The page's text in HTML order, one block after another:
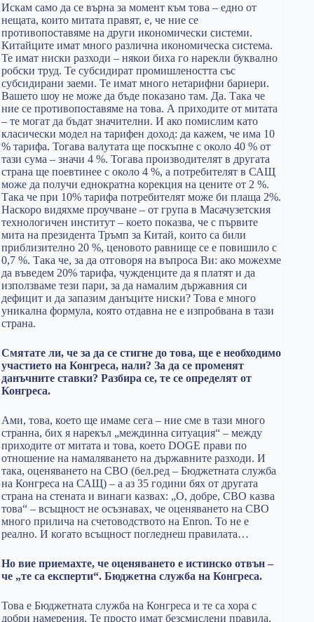
Искам само да се върна за момент към това – едно от
нещата, които митата правят, е, че ние се
противопоставяме на други икономически системи.
Китайците имат много различна икономическа система.
Те имат ниски разходи – някои биха го нарекли буквално
робски труд. Те субсидират промишлеността със
субсидирани заеми. Те имат много нетарифни бариери.
Вашето шоу не може да бъде показано там. Да. Така че
ние се противопоставяме на това. А приходите от митата
– те могат да бъдат значителни. И ако помислим като
класически модел на тарифен доход: да кажем, че има 10
% тарифа. Тогава валутата ще поскъпне с около 40 % от
тази сума – значи 4 %. Тогава производителят в другата
страна ще поевтинее с около 4 %, а потребителят в САЩ
може да получи еднократна корекция на цените от 2 %.
Така че при 10% тарифа потребителят може би плаща 2%.
Наскоро видяхме проучване – от група в Масачузетския
технологичен институт – което показва, че с първите
мита на президента Тръмп за Китай, които са били
приблизително 20 %, ценовото равнище се е повишило с
0,7 %. Така че, за да отговоря на въпроса Ви: ако можехме
да въведем 20% тарифа, чужденците да я платят и да
използваме тези пари, за да намалим държавния си
дефицит и да запазим данъците ниски? Това е много
уникална формула, която отдавна не е изпробвана в тази
страна.
Смятате ли, че за да се стигне до това, ще е необходимо
участието на Конгреса, нали? За да се променят
данъчните ставки? Разбира се, те се определят от
Конгреса.
Ами, това, което ще имаме сега – ние сме в тази много
странна, бих я нарекъл „междинна ситуация“ – между
приходите от митата и това, което DOGE прави по
отношение на намаляването на държавните разходи. И
така, оценяването на CBO (бел.ред – Бюджетната служба
на Конгреса на САЩ) – а аз 35 години бях от другата
страна на стената и винаги казвах: „О, добре, CBO казва
това“ – всъщност не осъзнавах, че оценяването на CBO
много прилича на счетоводството на Enron. То не е
реално. И когато всъщност погледнеш правилата…
Но вие приемахте, че оценяването е истинско отвън –
че „те са експерти“. Бюджетна служба на Конгреса.
Това е Бюджетната служба на Конгреса и те са хора с
добри намерения. Те просто имат безсмислени правила.